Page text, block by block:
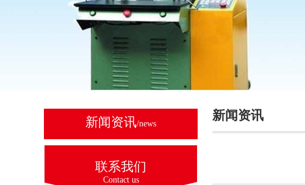
新闻资讯/news
联系我们
Contact us
新闻资讯